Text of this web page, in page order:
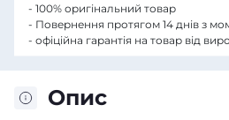
Опис
- 100% оригінальний товар
- Повернення протягом 14 днів з
- офіційна гарантія на товар від